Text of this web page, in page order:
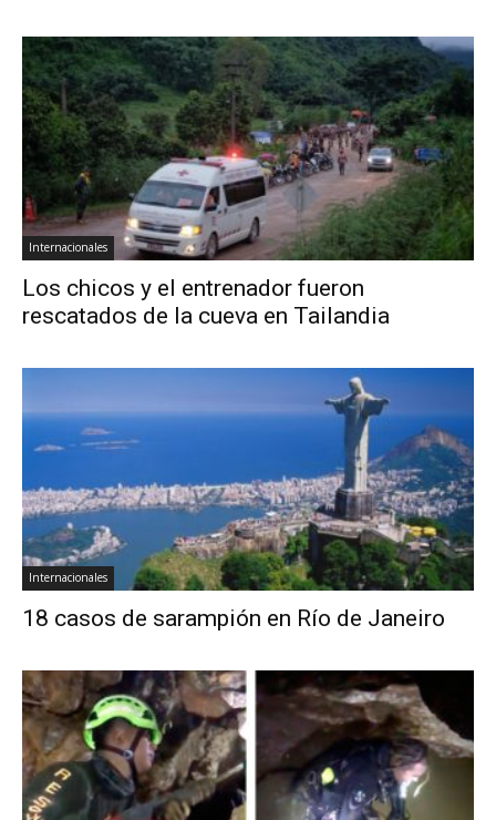
Internacionales
Los chicos y el entrenador fueron
rescatados de la cueva en Tailandia
Internacionales
18 casos de sarampión en Río de Janeiro